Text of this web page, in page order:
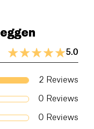
5.0
2 Reviews
0 Reviews
0 Reviews